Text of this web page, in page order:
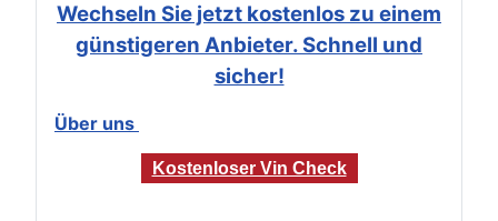
Wechseln Sie jetzt kostenlos zu einem
günstigeren Anbieter. Schnell und
sicher!
Über uns
Kostenloser Vin Check